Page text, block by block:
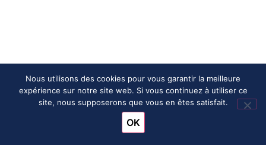
Nous utilisons des cookies pour vous garantir la meilleure
expérience sur notre site web. Si vous continuez à utiliser ce
site, nous supposerons que vous en êtes satisfait.
OK